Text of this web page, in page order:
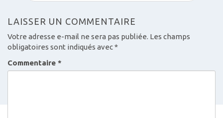
g
a
t
i
o
LAISSER UN COMMENTAIRE
Votre adresse e-mail ne sera pas publiée. Les champs
obligatoires sont indiqués avec*
Commentaire *